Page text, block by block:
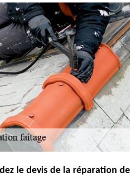
le devis de la réparation